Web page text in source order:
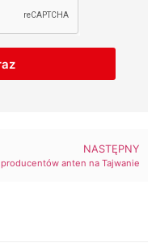
NASTĘPNY
anten na Tajwanie
WiFi na świecie w 2024 r.